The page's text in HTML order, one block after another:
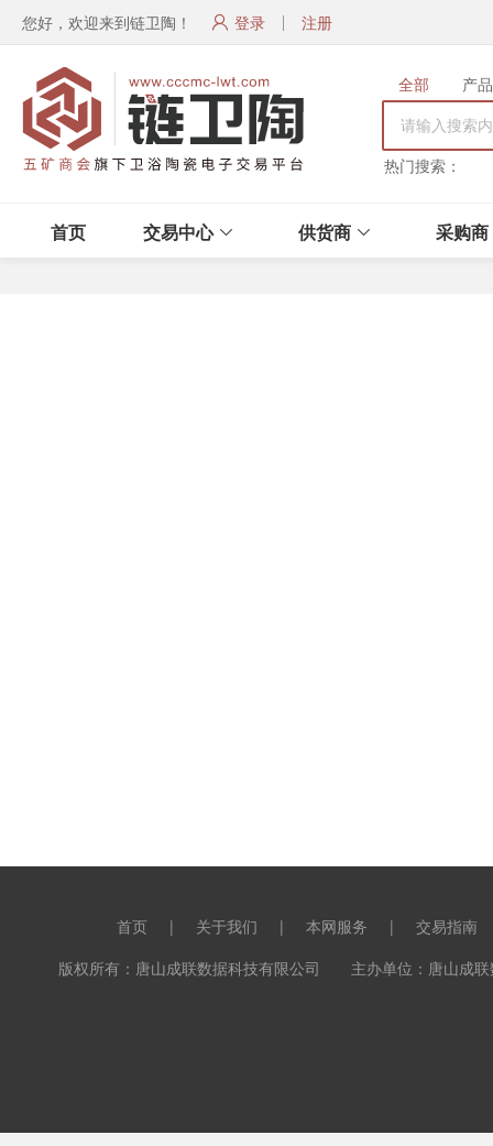
您好，欢迎来到链卫陶！ 登录 注册
全部 产品
热门搜索：
首页 交易中心 供货商 采购商
首页 | 关于我们 | 本网服务 |
交易指南
版权所有：唐山成联数据科技有限公司 主办单位：唐山成